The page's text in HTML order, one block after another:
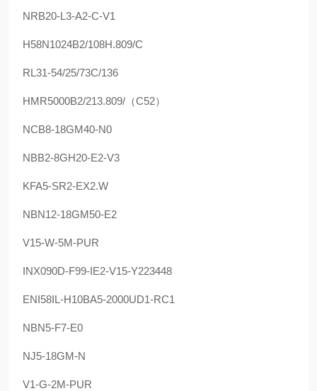
NRB20-L3-A2-C-V1
H58N1024B2/108H.809/C
RL31-54/25/73C/136
HMR5000B2/213.809/（C52）
NCB8-18GM40-N0
NBB2-8GH20-E2-V3
KFA5-SR2-EX2.W
NBN12-18GM50-E2
V15-W-5M-PUR
INX090D-F99-IE2-V15-Y223448
ENI58IL-H10BA5-2000UD1-RC1
NBN5-F7-E0
NJ5-18GM-N
V1-G-2M-PUR